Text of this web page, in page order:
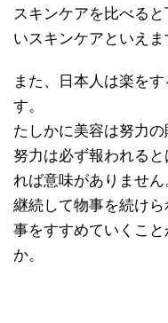
スキンケアを比べる
いスキンケアといえま
また、日本人は楽を
す。
たしかに美容は努力の
努力は必ず報われる
れば意味がありません
継続して物事を続け
事をすすめていくこ
か。